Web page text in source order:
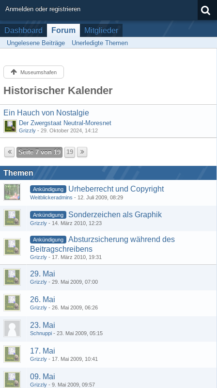
Anmelden oder registrieren
Dashboard Forum Mitglieder
Ungelesene Beiträge Unerledigte Themen
Museumshafen
Historischer Kalender
Ein Hauch von Nostalgie
Der Zwergstaat Neutral-Moresnet
Grizzly - 29. Oktober 2024, 14:12
Seite 7 von 19 19
Themen
Ankündigung Urheberrecht und Copyright
Weitblickeradmins - 12. Juli 2009, 08:29
Ankündigung Sonderzeichen als Graphik
Grizzly - 14. März 2010, 12:23
Ankündigung
Absturzsicherung während des
Beitragschreibens
Grizzly - 17. März 2010, 19:31
29. Mai
Grizzly - 29. Mai 2009, 07:00
26. Mai
Grizzly - 26. Mai 2009, 06:26
23. Mai
Schnuppi - 23. Mai 2009, 05:15
17. Mai
Grizzly - 17. Mai 2009, 10:41
09. Mai
Grizzly - 9. Mai 2009, 09:57